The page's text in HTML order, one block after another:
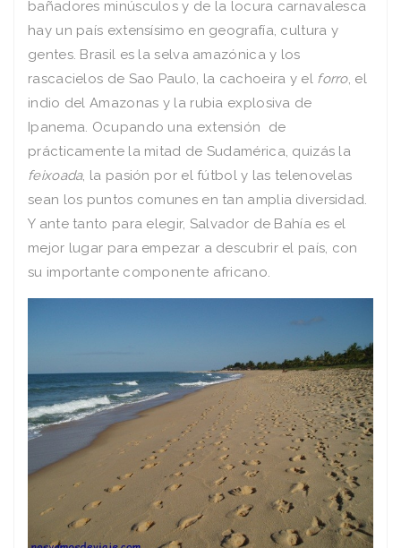
bañadores minúsculos y de la locura carnavalesca
hay un país extensísimo en geografía, cultura y
gentes. Brasil es la selva amazónica y los
rascacielos de Sao Paulo, la cachoeira y el forro, el
indio del Amazonas y la rubia explosiva de
Ipanema. Ocupando una extensión
de
prácticamente la mitad de Sudamérica, quizás la
feixoada, la pasión por el fútbol y las telenovelas
sean los puntos comunes en tan amplia diversidad.
Y ante tanto para elegir, Salvador de Bahía es el
mejor lugar para empezar a descubrir el país, con
su importante componente africano.